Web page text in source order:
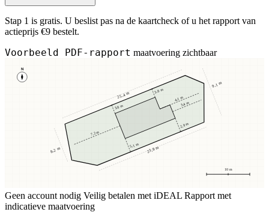
Stap 1 is gratis. U beslist pas na de kaartcheck of u het rapport van
actieprijs €9 bestelt.
Voorbeeld PDF-rapport maatvoering zichtbaar
N
10 m
3,8 m
3,8 m
5,1 m
2,9 m
7,2 m
3,4 m
4,1 m
25,4 m
23,8 m
8,2 m
9,1 m
Geen account nodig Veilig betalen met iDEAL Rapport met
indicatieve maatvoering